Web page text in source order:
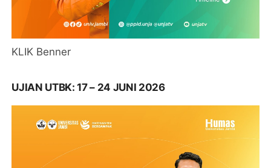
KLIK Benner
UJIAN UTBK: 17 – 24 JUNI 2026